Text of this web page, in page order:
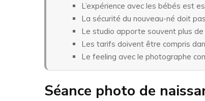
L’expérience avec les bébés est
La sécurité du nouveau-né doit
Le studio apporte souvent plus
Les tarifs doivent être compris
Le feeling avec le photographe
Séance photo de